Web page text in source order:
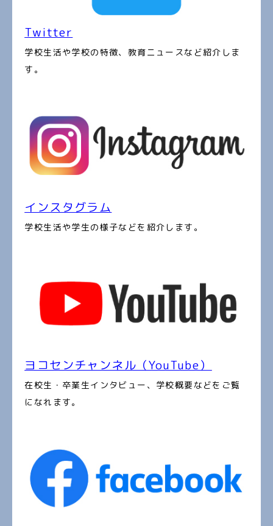
Twitter
学校生活や学校の特徴、教育ニュースなど紹介しま
す。
インスタグラム
学校生活や学生の様子などを紹介します。
ヨコセンチャンネル（YouTube）
在校生・卒業生インタビュー、学校概要などをご覧
になれます。